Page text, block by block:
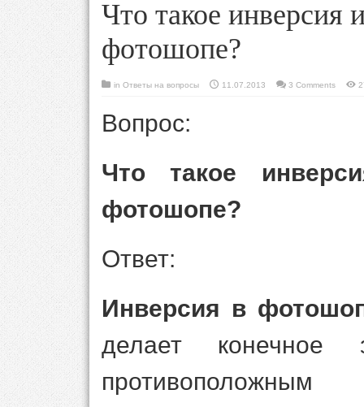
Что такое инверсия
фотошопе?
in Ответы на вопросы 11.07.2013 3 Comments
Вопрос:
Что такое
фотошопе?
Ответ:
Инверсия в
делает конечное